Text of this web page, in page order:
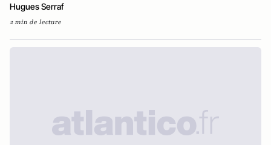
Hugues Serraf
2 min de lecture